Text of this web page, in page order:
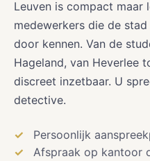
Leuven is compact maar
medewerkers die de
door kennen. Van de
Hageland, van Heverlee
discreet inzetbaar. U
detective.
Persoonlijk
Afspraak op kantoor